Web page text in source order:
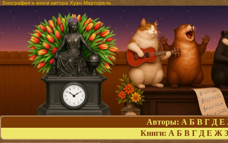
Биография и книги автора Хуан Марторель
Авторы: А Б В Г Д Е
Книги: А Б В Г Д Е Ж З